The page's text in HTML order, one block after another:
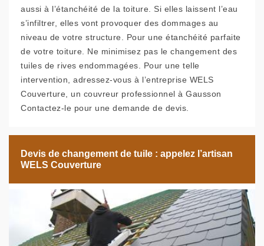
aussi à l’étanchéité de la toiture. Si elles laissent l’eau
s’infiltrer, elles vont provoquer des dommages au
niveau de votre structure. Pour une étanchéité parfaite
de votre toiture. Ne minimisez pas le changement des
tuiles de rives endommagées. Pour une telle
intervention, adressez-vous à l’entreprise WELS
Couverture, un couvreur professionnel à Gausson
Contactez-le pour une demande de devis.
Devis de changement de tuile : appelez l’artisan
WELS Couverture